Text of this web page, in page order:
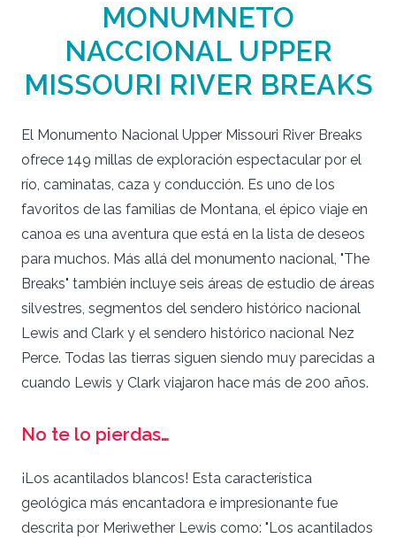
MONUMNETO
NACCIONAL UPPER
MISSOURI RIVER BREAKS
El Monumento Nacional Upper Missouri River Breaks
ofrece 149 millas de exploración espectacular por el
río, caminatas, caza y conducción. Es uno de los
favoritos de las familias de Montana, el épico viaje en
canoa es una aventura que está en la lista de deseos
para muchos. Más allá del monumento nacional, "The
Breaks" también incluye seis áreas de estudio de áreas
silvestres, segmentos del sendero histórico nacional
Lewis and Clark y el sendero histórico nacional Nez
Perce. Todas las tierras siguen siendo muy parecidas a
cuando Lewis y Clark viajaron hace más de 200 años.
No te lo pierdas…
¡Los acantilados blancos! Esta característica
geológica más encantadora e impresionante fue
descrita por Meriwether Lewis como: "Los acantilados